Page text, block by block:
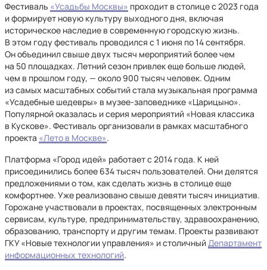
Фестиваль «Усадьбы Москвы» проходит в столице с 2023 года
и формирует новую культуру выходного дня, включая
историческое наследие в современную городскую жизнь.
В этом году фестиваль проводился с 1 июня по 14 сентября.
Он объединил свыше двух тысяч мероприятий более чем
на 50 площадках. Летний сезон привлек еще больше людей,
чем в прошлом году, — около 900 тысяч человек. Одним
из самых масштабных событий стала музыкальная программа
«Усадебные шедевры» в музее-заповеднике «Царицыно».
Популярной оказалась и серия мероприятий «Новая классика
в Кускове». Фестиваль организовали в рамках масштабного
проекта «Лето в Москве».
Платформа «Город идей» работает с 2014 года. К ней
присоединились более 634 тысяч пользователей. Они делятся
предложениями о том, как сделать жизнь в столице еще
комфортнее. Уже реализовано свыше девяти тысяч инициатив.
Горожане участвовали в проектах, посвященных электронным
сервисам, культуре, предпринимательству, здравоохранению,
образованию, транспорту и другим темам. Проекты развивают
ГКУ «Новые технологии управления» и столичныйДепартамент
информационных технологий.